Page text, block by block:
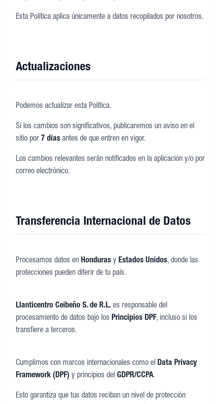
Esta Política aplica únicamente a datos recopilados por nosotros.
Actualizaciones
Podemos actualizar esta Política.
Si los cambios son significativos, publicaremos un aviso en el
sitio por 7 días antes de que entren en vigor.
Los cambios relevantes serán notificados en la aplicación y/o por
correo electrónico.
Transferencia Internacional de Datos
Procesamos datos en Honduras y Estados Unidos, donde las
protecciones pueden diferir de tu país.
Llanticentro Ceibeño S. de R.L. es responsable del
procesamiento de datos bajo los Principios DPF, incluso si los
transfiere a terceros.
Cumplimos con marcos internacionales como el Data Privacy
Framework (DPF) y principios del GDPR/CCPA.
Esto garantiza que tus datos reciban un nivel de protección